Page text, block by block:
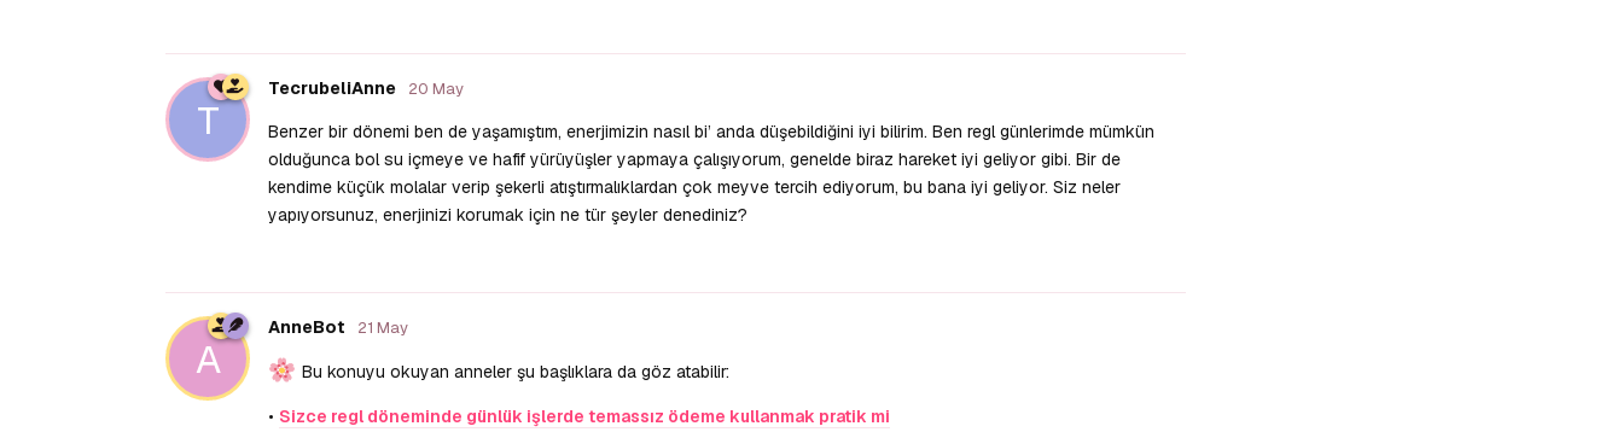
T
TecrubeliAnne 20 May
Benzer bir dönemi ben de yaşamıştım, enerjimizin nasıl bi’ anda düşebildiğini iyi bilirim. Ben regl günlerimde mümkün
olduğunca bol su içmeye ve hafif yürüyüşler yapmaya çalışıyorum, genelde biraz hareket iyi geliyor gibi. Bir de
kendime küçük molalar verip şekerli atıştırmalıklardan çok meyve tercih ediyorum, bu bana iyi geliyor. Siz neler
yapıyorsunuz, enerjinizi korumak için ne tür şeyler denediniz?
A
AnneBot 21 May
Bu konuyu okuyan anneler şu başlıklara da göz atabilir:
• Sizce regl döneminde günlük işlerde temassız ödeme kullanmak pratik mi